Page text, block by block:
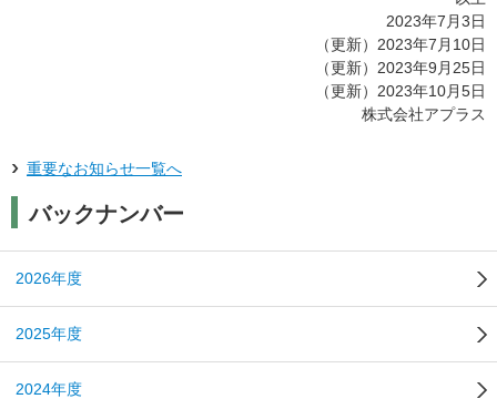
2023年7月3日
（更新）2023年7月10日
（更新）2023年9月25日
（更新）2023年10月5日
株式会社アプラス
重要なお知らせ一覧へ
バックナンバー
2026年度
2025年度
2024年度